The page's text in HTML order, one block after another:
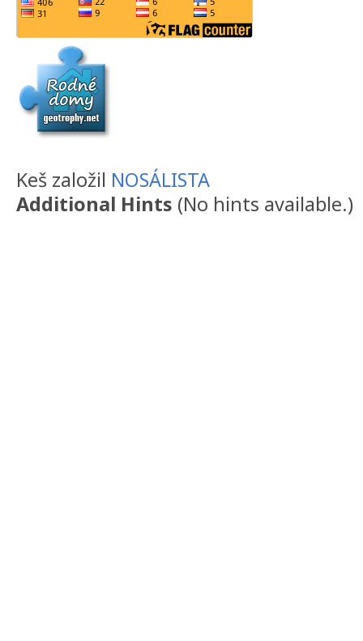
Keš založil NOSÁLISTA
Additional Hints (No hints available.)